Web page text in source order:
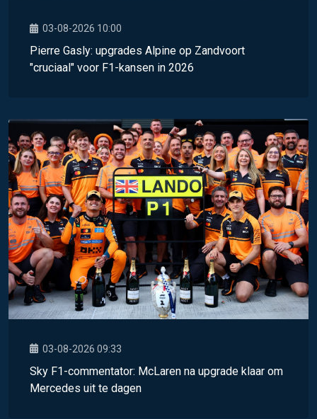
03-08-2026 10:00
Pierre Gasly: upgrades Alpine op Zandvoort
"cruciaal" voor F1-kansen in 2026
03-08-2026 09:33
Sky F1-commentator: McLaren na upgrade klaar om
Mercedes uit te dagen